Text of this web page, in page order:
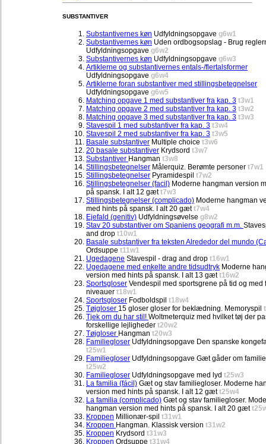
SUBSTANTIVER
Substantivernes køn Udfyldningsopgave g6w1
Substantivernes køn Uden ordbogsopslag - Brug
Udfyldningsopgave g6w2
Substantivernes køn Udfyldningsopgave g6w3
Artiklerne og substantivernes entals-/flertalsformer
Udfyldningsopgave g6w4
Artiklerne foran substantiver med stillingsbetegnelser
Udfyldningsopgave g6w5
Matching opgave 1 med substantiver fra kap. 3 t3w1
Matching opgave 2 med substantiver fra kap. 3 t3w2
Matching opgave 3 med substantiver fra kap. 3 t3w3
Stavespil 1 med substantiver fra kap. 3 t3w4
Stavespil 2 med substantiver fra kap. 3 t3w5
Basale substantiver Multiple choice t3w6
20 basale substantiver Krydsord t3w7
Substantiver Hangman t3w8
Stillingsbetegnelser Målerquiz. Berømte personer t7w1
Stillingsbetegnelser Pyramidespil t7w2
Stillingsbetegnelser (facil) Moderne hangman version
på spansk. I alt 12 gætt7w3
Stillingsbetegnelser (complicado) Moderne hangman
med hints på spansk. I alt 20 gætt7w4
Ejefald (genitiv) Udfyldningsøvelse g8w2
Stav 20 substantiver om Spaniens geografi m.m.
and drop t10w1
Basale substantiver fra teksten Alrededor del mundo
Ordsuppe t11w1
Ugedagene Stavespil - drag and drop t16w1
Ugedagene med enkelte andre tidsudtryk Moderne
version med hints på spansk. I alt 13 gætt16w2
Sportsgloser Vendespil med sportsgrene på tid og med
niveauer t18w1
Sportsgloser Fodboldspil t18w4
Tøjgloser 15 gloser gloser for beklædning. Memoryspil
Tjek om du har stil! Woltmeterquiz med hvilket tøj der
forskellige lejligheder t20w2
Tøjgloser Hangman t20w3
Familiegloser Udfyldningsopgave Den spanske
t25w1
Familiegloser Udfyldningsopgave Gæt gåder om
t25w2
Familiegloser Udfyldningsopgave med lyd t25w3
La familia (fácil) Gæt og stav familiegloser. Moderne
version med hints på spansk. I alt 12 gætt25w4
La familia (complicado) Gæt og stav familiegloser.
hangman version med hints på spansk. I alt 20 gæt
Kroppen Millionær-spil t31w1
Kroppen Hangman. Klassisk version t31w2
Kroppen Krydsord t31w3
Kroppen Ordsuppe t31w4